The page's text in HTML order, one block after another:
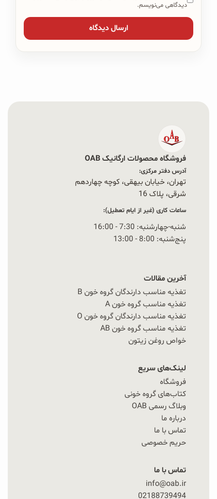
دیدگاهی می‌نویسم.
فروشگاه محصولات ارگانیک OAB
آدرس دفتر مرکزی:
تهران، خیابان بیهقی، کوچه چهاردهم
شرقی، پلاک 16‭
ساعات کاری (غیر از ایام تعطیل):
شنبه-چهارشنبه: 7:30 - 16:00
پنج‌شنبه: 8:00 - 13:00
آخرین مقالات
تغذیه مناسب دارندگان گروه خون B
تغذیه مناسب گروه خون A
تغذیه مناسب دارندگان گروه خون O
تغذیه مناسب گروه خون AB
خواص روغن زیتون
لینک‌های سریع
فروشگاه
کتاب‌های گروه خونی
وبلاگ رسمی OAB
درباره ما
تماس با ما
حریم خصوصی
تماس با ما
info@oab.ir
02188739494